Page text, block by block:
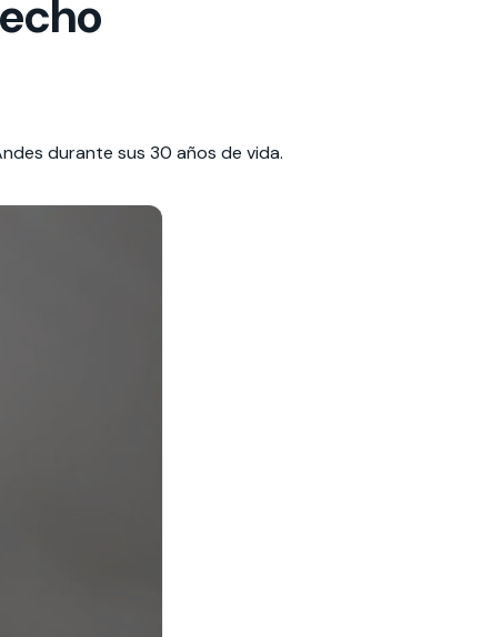
durante sus 30 años de vida.